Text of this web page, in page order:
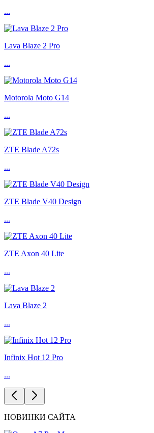
...
Lava Blaze 2 Pro
...
Motorola Moto G14
...
ZTE Blade A72s
...
ZTE Blade V40 Design
...
ZTE Axon 40 Lite
...
Lava Blaze 2
...
Infinix Hot 12 Pro
...
НОВИНКИ САЙТА